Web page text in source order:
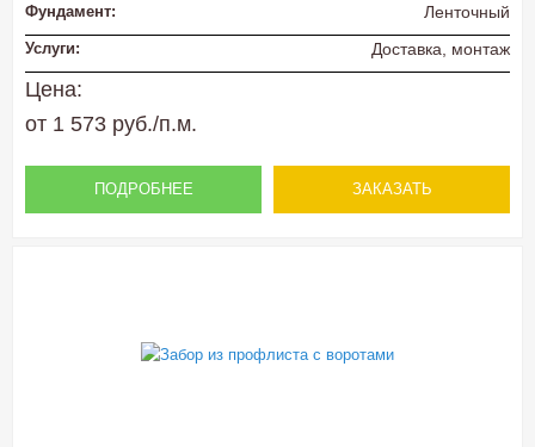
Фундамент: Ленточный
Услуги: Доставка, монтаж
Цена:
от 1 573 руб./п.м.
ПОДРОБНЕЕ ЗАКАЗАТЬ